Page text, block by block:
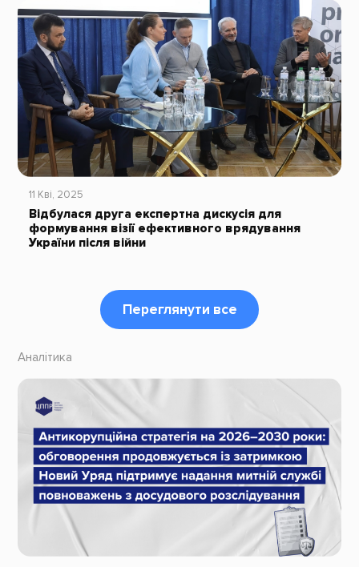
11 Кві, 2025
Відбулася друга експертна дискусія для
формування візії ефективного врядування
України після війни
Переглянути все
Аналітика